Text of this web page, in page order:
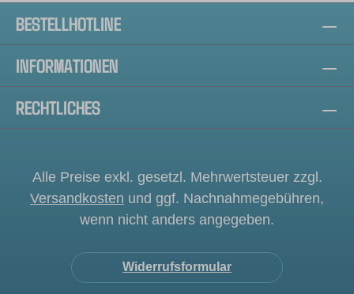
BESTELLHOTLINE
INFORMATIONEN
RECHTLICHES
Alle Preise exkl. gesetzl. Mehrwertsteuer zzgl.
Versandkosten und ggf. Nachnahmegebühren,
wenn nicht anders angegeben.
Widerrufsformular